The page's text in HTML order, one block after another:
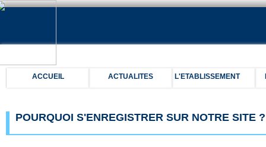
ACCUEIL ACTUALITES L'ETABLISSEMENT
POURQUOI S'ENREGISTRER SUR NOTRE SITE ?